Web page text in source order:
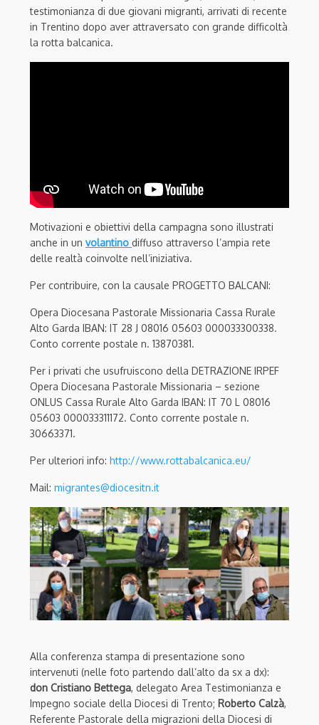
testimonianza di due giovani migranti, arrivati di recente
in Trentino dopo aver attraversato con grande difficoltà
la rotta balcanica.
Motivazioni e obiettivi della campagna sono illustrati
anche in un volantino diffuso attraverso l’ampia rete
delle realtà coinvolte nell’iniziativa.
Per contribuire, con la causale PROGETTO BALCANI:
Opera Diocesana Pastorale Missionaria Cassa Rurale
Alto Garda IBAN: IT 28 J 08016 05603 000033300338.
Conto corrente postale n. 13870381.
Per i privati che usufruiscono della DETRAZIONE IRPEF
Opera Diocesana Pastorale Missionaria – sezione
ONLUS Cassa Rurale Alto Garda IBAN: IT 70 L 08016
05603 000033311172. Conto corrente postale n.
30663371.
Per ulteriori info: http://www.rottabalcanica.eu/
Mail: migrantes@diocesitn.it
Alla conferenza stampa di presentazione sono
intervenuti (nelle foto partendo dall’alto da sx a dx):
don Cristiano Bettega, delegato Area Testimonianza e
Impegno sociale della Diocesi di Trento; Roberto Calzà,
Referente Pastorale della migrazioni della Diocesi di